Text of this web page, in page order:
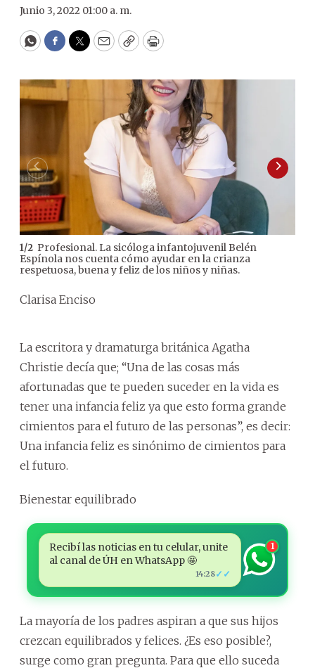
Junio 3, 2022 01:00 a. m.
WhatsApp
Facebook
Twitter
EmailCopyPrint
1/2 Profesional. La sicóloga infantojuvenil Belén
Espínola nos cuenta cómo ayudar en la crianza
respetuosa, buena y feliz de los niños y niñas.
Clarisa Enciso
La escritora y dramaturga británica Agatha
Christie decía que; “Una de las cosas más
afortunadas que te pueden suceder en la vida es
tener una infancia feliz ya que esto forma grande
cimientos para el futuro de las personas”, es decir:
Una infancia feliz es sinónimo de cimientos para
el futuro.
Bienestar equilibrado
Recibí las noticias en tu celular, unite
al canal de ÚH en WhatsApp 🤩
14:28✓✓
1
La mayoría de los padres aspiran a que sus hijos
crezcan equilibrados y felices. ¿Es eso posible?,
surge como gran pregunta. Para que ello suceda